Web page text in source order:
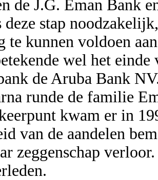
de J.G. Eman Bank
deze stap
te kunnen voldoen
wel het einde
de Aruba Bank
runde de familie
kwam er in
van de aandelen
zeggenschap